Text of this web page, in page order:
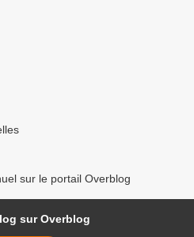
sur le portail Overblog
sur Overblog